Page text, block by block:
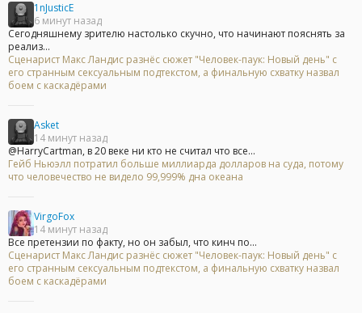
1nJusticE
6 минут назад
Сегодняшнему зрителю настолько скучно, что начинают пояснять за
реализ...
Сценарист Макс Ландис разнёс сюжет "Человек-паук: Новый день" с
его странным сексуальным подтекстом, а финальную схватку назвал
боем с каскадёрами
Asket
14 минут назад
@HarryCartman, в 20 веке ни кто не считал что все...
Гейб Ньюэлл потратил больше миллиарда долларов на суда, потому
что человечество не видело 99,999% дна океана
VirgoFox
14 минут назад
Все претензии по факту, но он забыл, что кинч по...
Сценарист Макс Ландис разнёс сюжет "Человек-паук: Новый день" с
его странным сексуальным подтекстом, а финальную схватку назвал
боем с каскадёрами